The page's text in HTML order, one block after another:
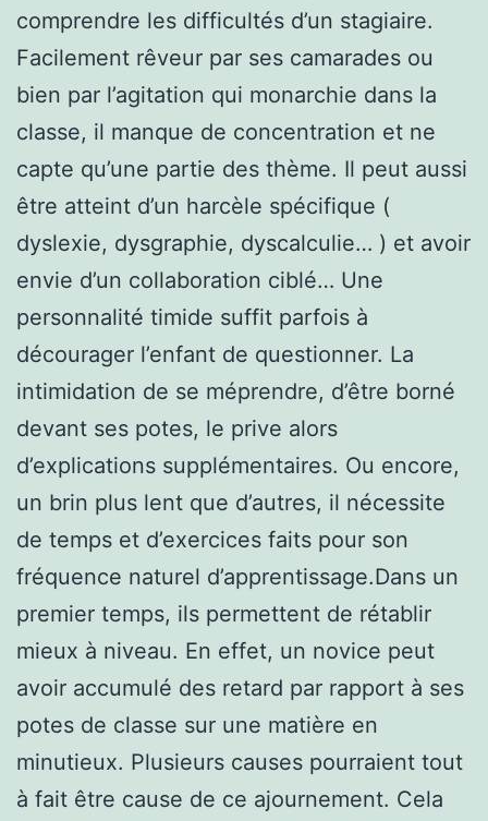
comprendre les difficultés d’un stagiaire.
Facilement rêveur par ses camarades ou
bien par l’agitation qui monarchie dans la
classe, il manque de concentration et ne
capte qu’une partie des thème. Il peut aussi
être atteint d’un harcèle spécifique (
dyslexie, dysgraphie, dyscalculie… ) et avoir
envie d’un collaboration ciblé… Une
personnalité timide suffit parfois à
décourager l’enfant de questionner. La
intimidation de se méprendre, d’être borné
devant ses potes, le prive alors
d’explications supplémentaires. Ou encore,
un brin plus lent que d’autres, il nécessite
de temps et d’exercices faits pour son
fréquence naturel d’apprentissage.Dans un
premier temps, ils permettent de rétablir
mieux à niveau. En effet, un novice peut
avoir accumulé des retard par rapport à ses
potes de classe sur une matière en
minutieux. Plusieurs causes pourraient tout
à fait être cause de ce ajournement. Cela